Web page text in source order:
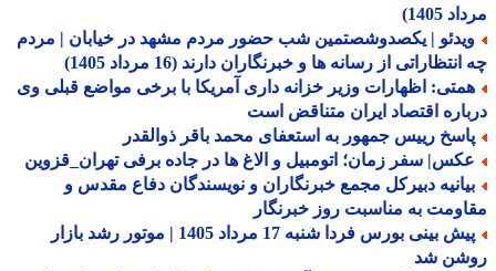
1405)
| یکصدوشصتمین شب حضور مردم مشهد در خیابان | مردم
از رسانه ها و خبرنگاران دارند (16 مرداد 1405)
اظهارات وزیر خزانه داری آمریکا با برخی مواضع قبلی وی
اقتصاد ایران متناقض است
رییس جمهور به استعفای محمد باقر ذوالقدر
سفر زمان؛ اتومبیل و الاغ ها در جاده برفی تهران_قزوین
دبیرکل مجمع خبرنگاران و نویسندگان دفاع مقدس و
به مناسبت روز خبرنگار
پیش بینی بورس فردا شنبه 17 مرداد 1405 | موتور رشد بازار
شد